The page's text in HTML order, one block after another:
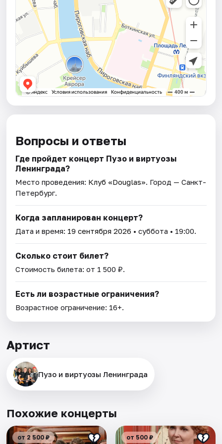
Вопросы и ответы
Где пройдет концерт Пузо и виртуозы
Ленинграда?
Место проведения: Клуб «Douglas». Город — Санкт-
Петербург.
Когда запланирован концерт?
Дата и время: 19 сентября 2026 • суббота • 19:00.
Сколько стоит билет?
Стоимость билета: от 1 500 ₽.
Есть ли возрастные ограничения?
Возрастное ограничение: 16+.
Артист
Пузо и виртуозы Ленинграда
Похожие концерты
от 2 500 ₽ от 500 ₽